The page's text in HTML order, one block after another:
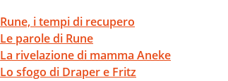
Rune, i tempi di recupero
Le parole di Rune
La rivelazione di mamma Aneke
Lo sfogo di Draper e Fritz